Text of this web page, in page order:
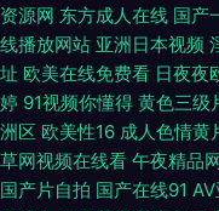
国产网站 国产精品一二区
人人插人人操 中文字幕黄
国产激情春色 蜜语AV成人
资源网 东方成人在线 国产
线播放网站 亚洲日本视频
址 欧美在线免费看 日夜夜
婷 91视频你懂得 黄色三级
洲区 欧美性16 成人色情黄
草网视频在线看 午夜精品
国产片自拍 国产在线91